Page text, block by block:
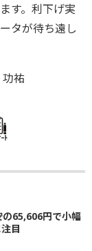
す。利下げ実
タが待ち遠し
祐
ﾄ
の65,606円で小幅
目